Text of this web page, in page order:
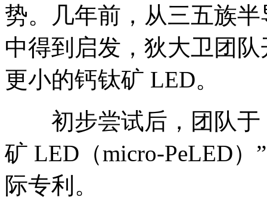
势。几年前，从三五族
中得到启发，狄大卫团
更小的钙钛矿 LED。
初步尝试后，团队于
矿 LED（micro-PeLED
际专利。